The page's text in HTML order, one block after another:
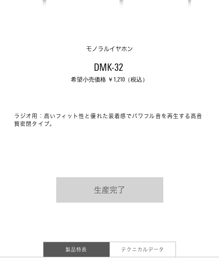
モノラルイヤホン
DMK-32
希望小売価格 ￥ 1,210 （税込）
ラジオ用：高いフィット性と優れた装着感でパワフル音を再生する高音
質密閉タイプ。
生産完了
製品特長 テクニカルデータ